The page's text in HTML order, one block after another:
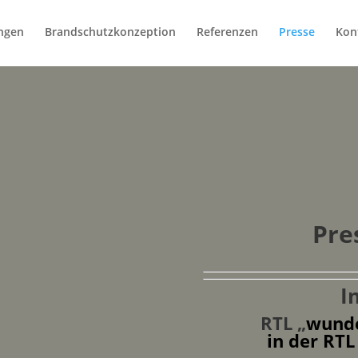
Brandschutzkonzeption Referenzen Presse
RTL „
in der